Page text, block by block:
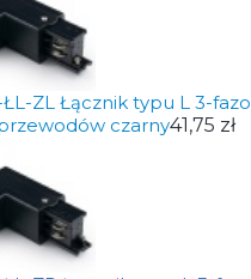
ŁL-ZL Łącznik typu L 3-
czarny41,75 zł